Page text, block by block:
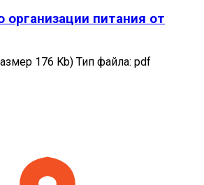
организации питания от
176 Kb) Тип файла: pdf